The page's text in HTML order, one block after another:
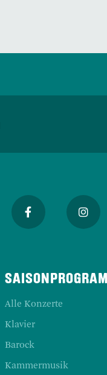
Alle Konzerte
Klavier
Barock
Kammermusik